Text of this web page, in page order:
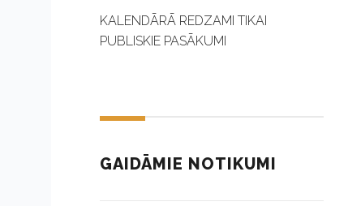
KALENDĀRĀ REDZAMI TIKAI
PUBLISKIE PASĀKUMI
GAIDĀMIE NOTIKUMI